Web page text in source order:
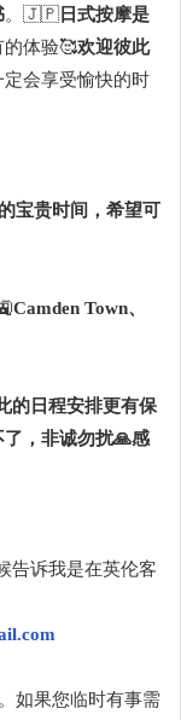
。🇯🇵 日式按摩是
的体验🥰欢迎彼此
定会享受愉快的时
宝贵时间，希望可
Camden Town、
的日程安排更有保
，非诚勿扰🙏感
告诉我是在英伦客
如果您临时有事需